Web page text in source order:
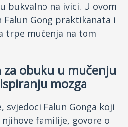
bukvalno na ivici. U ovom
Falun Gong praktikanata i
trpe mučenja na tom
za obuku u mučenju
mozga
svjedoci Falun Gonga koji
familije, govore o